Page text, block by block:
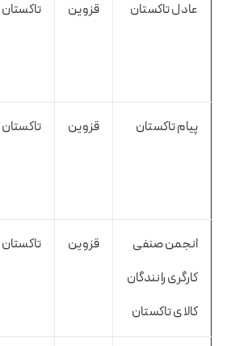
عادل تاکستان قزوین تاکستان
پیام تاکستان قزوین تاکستان
انجمن صنفی
کارگری رانندگان
کالای تاکستان
قزوین تاکستان